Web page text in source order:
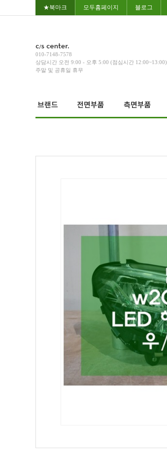
★북마크 모두홈페이지 블로그
010-7148-7578
상담시간 오전 9:00 - 오후 5:00 (점심시간 12:00~13:00)
주말 및 공휴일 휴무